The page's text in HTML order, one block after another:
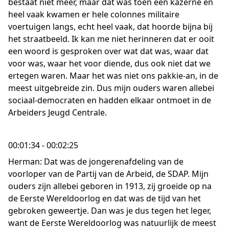
heel vaak kwamen er hele colonnes militaire
voertuigen langs, echt heel vaak, dat hoorde bijna bij
het straatbeeld. Ik kan me niet herinneren dat er ooit
een woord is gesproken over wat dat was, waar dat
voor was, waar het voor diende, dus ook niet dat we
ertegen waren. Maar het was niet ons pakkie-an, in de
meest uitgebreide zin. Dus mijn ouders waren allebei
sociaal-democraten en hadden elkaar ontmoet in de
Arbeiders Jeugd Centrale.
00:01:34 - 00:02:25
Herman: Dat was de jongerenafdeling van de
voorloper van de Partij van de Arbeid, de SDAP. Mijn
ouders zijn allebei geboren in 1913, zij groeide op na
de Eerste Wereldoorlog en dat was de tijd van het
gebroken geweertje. Dan was je dus tegen het leger,
want de Eerste Wereldoorlog was natuurlijk de meest